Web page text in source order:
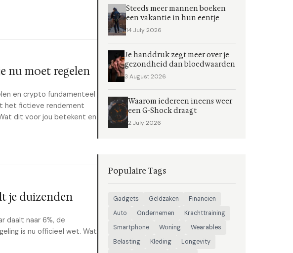
nu moet regelen
en crypto fundamenteel
het fictieve rendement
dit voor jou betekent en
je duizenden
daalt naar 6%, de
is nu officieel wet. Wat
Steeds meer mannen boeken
een vakantie in hun eentje
14 July 2026
Je handdruk zegt meer over je
gezondheid dan bloedwaarden
3 August 2026
Waarom iedereen ineens weer
een G-Shock draagt
2 July 2026
Populaire Tags
Gadgets Geldzaken
Financien
Auto
Ondernemen
Krachttraining
Smartphone
Woning
Wearables
Belasting
Kleding
Longevity